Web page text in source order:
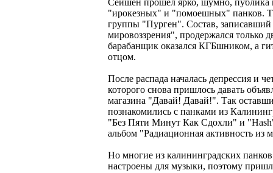
"ирокезных" и "помоешных" панков.
группы "Пурген". Состав,
мировоззрения", продержался только
барабанщик оказался КГБшником, а
отцом.
После распада началась депрессия и
которого снова пришлось давать
магазина "Давай! Давай!". Так
познакомились с панками из
"Без Пяти Минут Как Сдохли" и
альбом "Радиационная активность из
Но многие из калининградских
настроены для музыки, поэтому